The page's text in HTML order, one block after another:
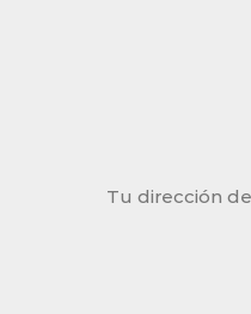
Tu dirección